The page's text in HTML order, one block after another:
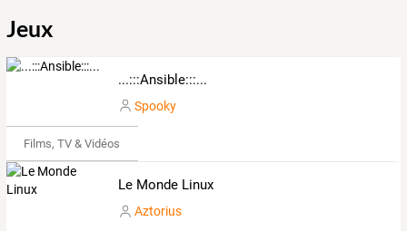
Jeux
...:::Ansible:::...
Spooky
Films, TV & Vidéos
Le Monde Linux
Aztorius